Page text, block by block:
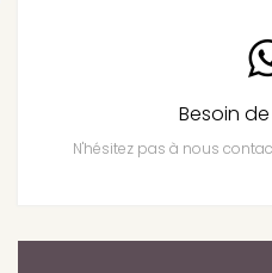
Besoin
N'hésitez pas à nous